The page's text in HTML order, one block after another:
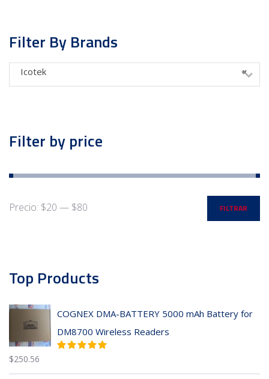
Filter By Brands
×
Icotek
Filter by price
FILTRAR
Precio: $20 — $80
Top Products
COGNEX DMA-BATTERY 5000 mAh Battery for
DM8700 Wireless Readers
$250.56